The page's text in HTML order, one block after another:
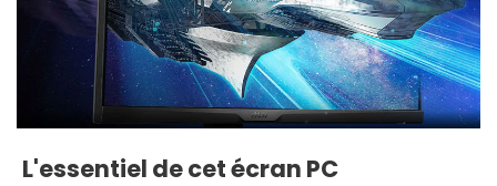
L'essentiel de cet écran PC